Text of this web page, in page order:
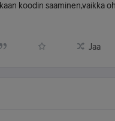
koodin saaminen,vaikka
Jaa